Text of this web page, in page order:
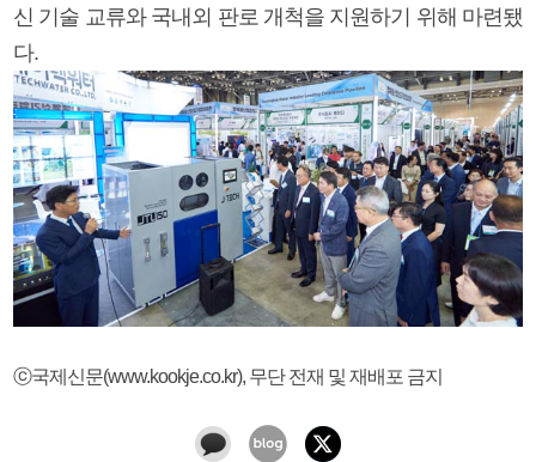
신 기술 교류와 국내외 판로 개척을 지원하기 위해 마련됐
다.
ⓒ국제신문(www.kookje.co.kr), 무단 전재 및 재배포 금지